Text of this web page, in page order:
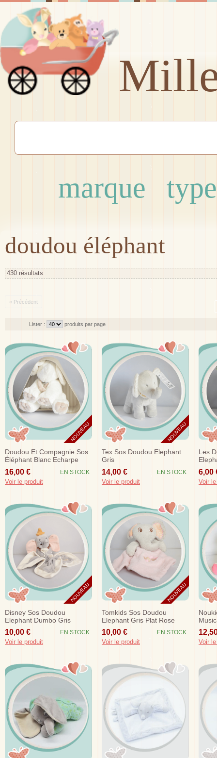
marque type
doudou éléphant
430 résultats
« Précédent
Lister : produits par page
NOUVEAU
Doudou Et Compagnie Sos
Éléphant Blanc Echarpe
Taupe
16,00 € EN STOCK
Voir le produit
NOUVEAU
Tex Sos Doudou Elephant
Gris
14,00 € EN STOCK
Voir le produit
Les
6,00
Voir
NOUVEAU
Disney Sos Doudou
Elephant Dumbo Gris
Mouchoir Disney
Rembourre
10,00 € EN STOCK
Voir le produit
NOUVEAU
Tomkids Sos Doudou
Elephant Gris Plat Rose
Tom & Kiddy
10,00 € EN STOCK
Voir le produit Voir